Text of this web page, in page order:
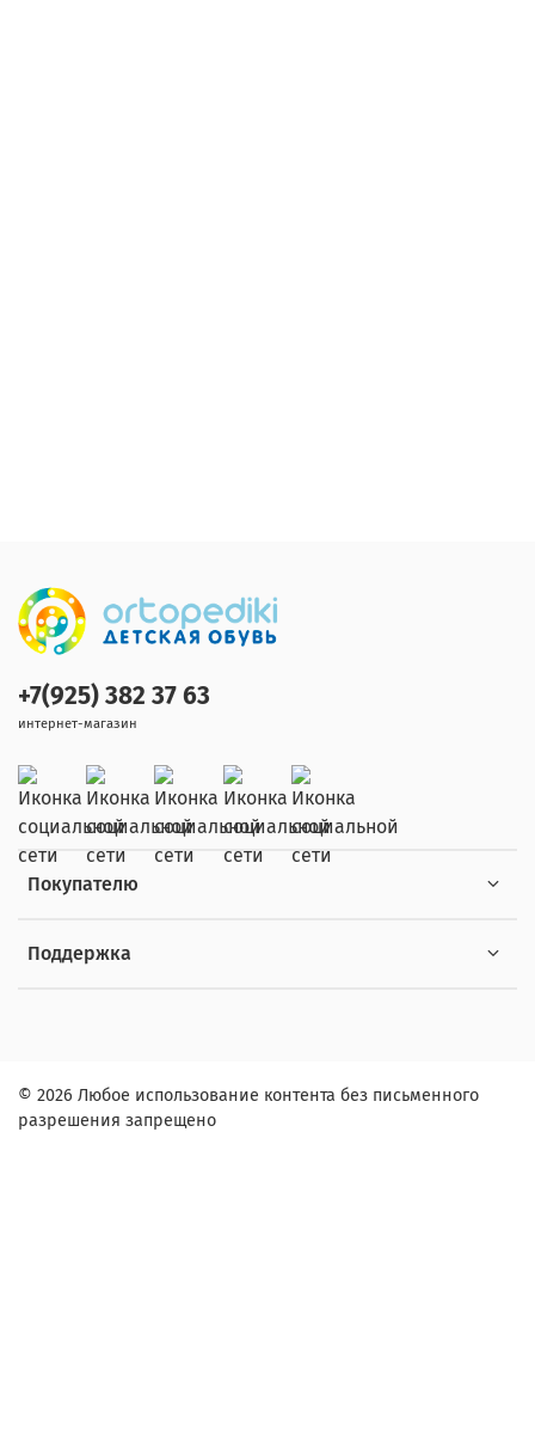
Покупателю
Поддержка
+7(925) 382 37 63
интернет-магазин
© 2026 Любое использование контента без письменного
разрешения запрещено